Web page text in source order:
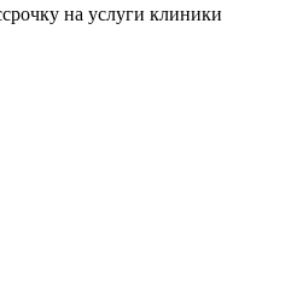
на услуги клиники